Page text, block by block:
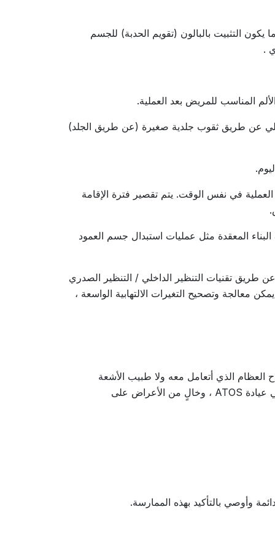
التثبيت بالبالون (تقويم الحدبة) للجسم
.
المناسب للمريض بعد العملية.
عن طريق ثقوب جلدية صغيرة (عن طريق الجلد)
في نفس الوقت. يتم تقصير فترة الإقامة
المعقدة مثل عمليات استبدال جسم العمود
طريق تقنيات التنظير الداخلي / التنظير الصدري
معالجة وتصحيح التغيرات الالتهابية الواسعة ،
الذي أتعامل معه ولا طبيب الأشعة
السينية (لا يوجد شيء لإجراء الجراحة عليه ، مثل الجمباز) على القرص الغضروفي. بعد العملية - بعد أسبوع واحد في عيادة ATOS ، وخالٍ من الأعراض على